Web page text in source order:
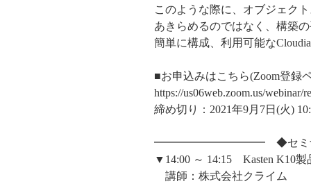
このような際に、オブジェク
あきらめるのではなく、構築
簡単に構成、利用可能な
■お申込みはこちら(Zoom登録
https://us06web.zoom.us/
締め切り：2021年9月7日(火)
━━━━━━━━━━ ◆セミ
▼14:00 ～ 14:15 Kasten K10製
講師：株式会社クライム